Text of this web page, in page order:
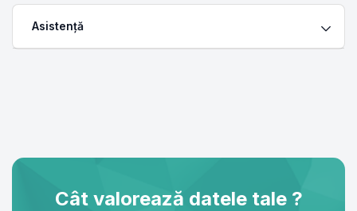
Asistență
Cât valorează datele tale ?